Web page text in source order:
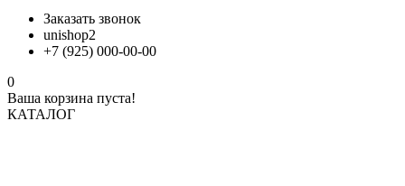
Заказать звонок
unishop2
+7 (925) 000-00-00
0
Ваша корзина пуста!
КАТАЛОГ